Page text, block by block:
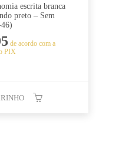
escrita branca
preto – Sem
de acordo com a
PIX